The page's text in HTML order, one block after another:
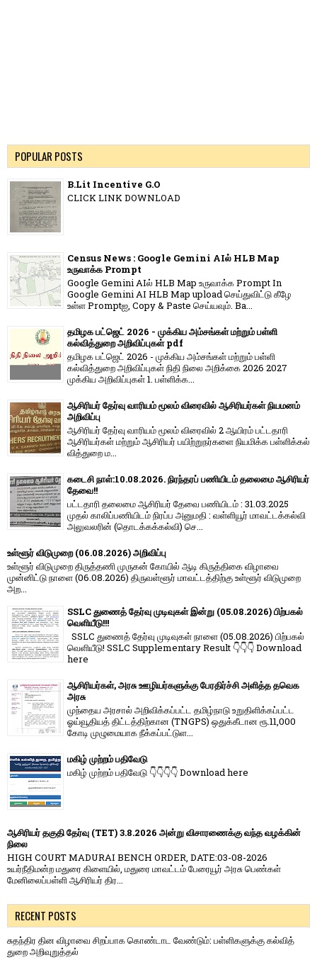
POPULAR POSTS
B.Lit Incentive G.O
CLICK LINK DOWNLOAD
Census News : Google Gemini AIல் HLB Map
உருவாக்க Prompt
Google Gemini AIல் HLB Map உருவாக்க Prompt In
Google Gemini AI HLB Map upload செய்துவிட்டு கீழே
உள்ள Promptஐ, Copy & Paste செய்யவும். Ba...
தமிழக பட்ஜெட் 2026 - முக்கிய அம்சங்கள் மற்றும் பள்ளி
கல்வித்துறை அறிவிப்புகள் pdf
தமிழக பட்ஜெட் 2026 - முக்கிய அம்சங்கள் மற்றும் பள்ளி
கல்வித்துறை அறிவிப்புகள் நிதி நிலை அறிக்கை 2026 2027
முக்கிய அறிவிப்புகள் 1. பள்ளிக்க...
ஆசிரியர் தேர்வு வாரியம் மூலம் விரைவில் ஆசிரியர்கள் நியமனம்
அறிவிப்பு
ஆசிரியர் தேர்வு வாரி​யம் மூலம் விரை​வில் 2 ஆயிரம் பட்​ட​தாரி
ஆசிரியர்​கள் மற்​றும் ஆசிரியர் பயிற்றுநர்​களை நியமிக்க பள்​ளிக்​கல்​
வித்​துறை ம...
கடைசி நாள்:10.08.2026. நிரந்தரப் பணியிடம் தலைமை ஆசிரியர்
தேவை!!
பட்டதாரி தலைமை ஆசிரியர் தேவை பணியிடம் : 31.03.2025
முதல் காலிப்பணியிடம் நிரப்ப அனுமதி : வள்ளியூர் மாவட்டக்கல்வி
அலுவலரின் (தொடக்கக்கல்வி) செ...
உள்ளூர் விடுமுறை (06.08.2026) அறிவிப்பு
உள்ளூர் விடுமுறை திருத்தணி முருகன் கோயில் ஆடி கிருத்திகை விழாவை
முன்னிட்டு நாளை (06.08.2026) திருவள்ளூர் மாவட்டத்திற்கு உள்ளூர் விடுமுறை
அற...
SSLC துணைத் தேர்வு முடிவுகள் இன்று (05.08.2026) பிற்பகல்
வெளியீடு!!!
SSLC துணைத் தேர்வு முடிவுகள் நாளை (05.08.2026) பிற்பகல்
வெளியீடு! SSLC Supplementary Result 👇👇👇 Download
here
ஆசிரியர்கள், அரசு ஊழியர்களுக்கு பேரதிர்ச்சி அளித்த தவெக
அரசு
முந்தைய அரசால் அறிவிக்கப்பட்ட தமிழ்நாடு உறுதிளிக்கப்பட்ட
ஓய்வூதியத் திட்டத்திற்கான (TNGPS) ஒதுக்கீடான ரூ.11,000
கோடி முழுமையாக நீக்கப்பட்டுள...
மகிழ் முற்றம் பதிவேடு
மகிழ் முற்றம் பதிவேடு 👇👇👇👇 Download here
ஆசிரியர் தகுதி தேர்வு (TET) 3.8.2026 அன்று விசாரணைக்கு வந்த வழக்கின்
நிலை
HIGH COURT MADURAI BENCH ORDER, DATE:03-08-2026
உயர்நீதிமன்ற மதுரை கிளையில், மதுரை மாவட்டம் பேரையூர் அரசு பெண்கள்
மேனிலைப்பள்ளி ஆசிரியர் திர...
RECENT POSTS
சுதந்திர தின விழாவை சிறப்பாக கொண்டாட வேண்டும்: பள்ளிகளுக்கு கல்வித்
துறை அறிவுறுத்தல்